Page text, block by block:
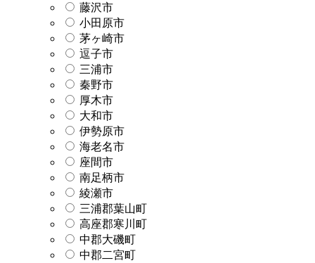
藤沢市
小田原市
茅ヶ崎市
逗子市
三浦市
秦野市
厚木市
大和市
伊勢原市
海老名市
座間市
南足柄市
綾瀬市
三浦郡葉山町
高座郡寒川町
中郡大磯町
中郡二宮町